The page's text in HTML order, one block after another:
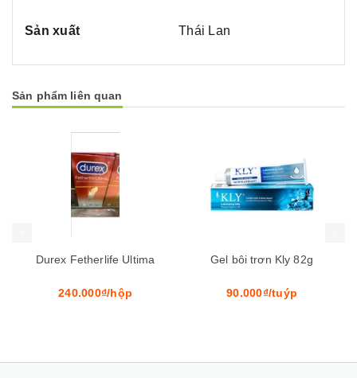
Sản xuất Thái Lan
Sản phẩm liên quan
Gel bôi trơn Kly 82g
90.000₫/tuýp
Hộp 12c Bao Cao Su
50.000₫/hộp
Mua hàng